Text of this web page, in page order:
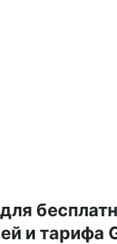
и тарифа